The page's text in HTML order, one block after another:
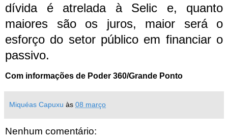
dívida é atrelada à Selic e, quanto
maiores são os juros, maior será o
esforço do setor público em financiar o
passivo.
Com informações de Poder 360/Grande Ponto
Miquéas Capuxu às 08 março
Nenhum comentário: